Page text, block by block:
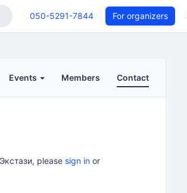
050-5291-7844 For organizers
Events Members Contact
please sign in or